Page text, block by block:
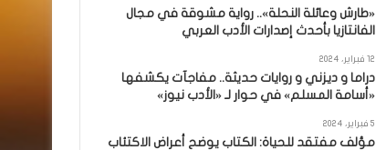
«طارش وعائلة النحلة».. رواية مشوقة في مجال
الفانتازيا بأحدث إصدارات الأدب العربي
12 فبراير، 2024
دراما و ديزني و روايات حديثة.. مفاجآت يكشفها
«أسامة المسلم» في حوار لـ «الأدب نيوز»
5 فبراير، 2024
مؤلف مفتقد للحياة: الكتاب يوضح أعراض الاكتئاب